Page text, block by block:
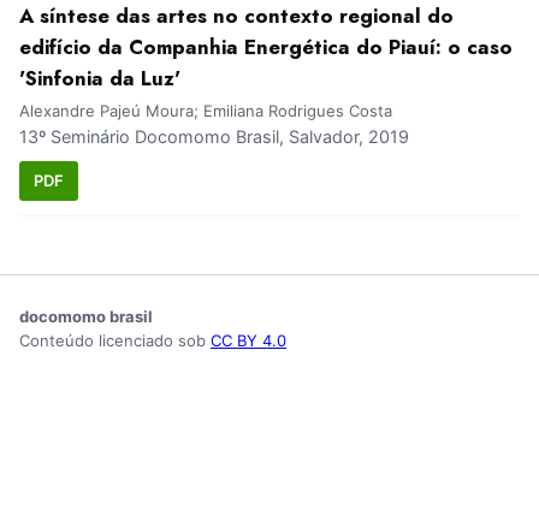
A síntese das artes no contexto regional do
edifício da Companhia Energética do Piauí: o caso
'Sinfonia da Luz'
Alexandre Pajeú Moura; Emiliana Rodrigues Costa
13º Seminário Docomomo Brasil, Salvador, 2019
PDF
docomomo brasil
Conteúdo licenciado sob CC BY 4.0